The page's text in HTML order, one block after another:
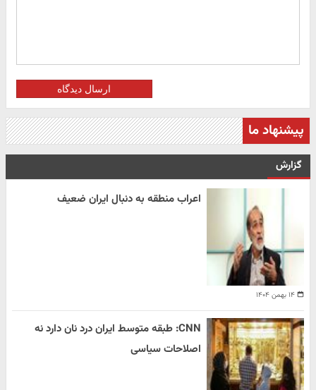
ارسال دیدگاه
پیشنهاد ما
گزارش
۱۴ بهمن ۱۴۰۴
اعراب منطقه به دنبال ایران ضعیف
CNN: طبقه متوسط ایران درد نان دارد نه
اصلاحات سیاسی